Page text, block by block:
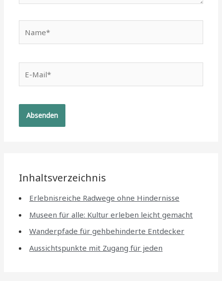
Mail*
Inhaltsverzeichnis
Erlebnisreiche Radwege ohne Hindernisse
Museen für alle: Kultur erleben leicht gemacht
Wanderpfade für gehbehinderte Entdecker
Aussichtspunkte mit Zugang für jeden